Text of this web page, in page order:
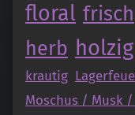
floral frisch
herb holzig
krautig
Moschus / Musk